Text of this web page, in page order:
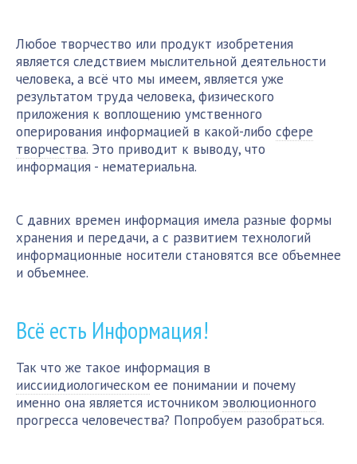
Любое творчество или продукт изобретения
является следствием мыслительной деятельности
человека, а всё что мы имеем, является уже
результатом труда человека, физического
приложения к воплощению умственного
оперирования информацией в какой-либо сфере
творчества. Это приводит к выводу, что
информация - нематериальна.
С давних времен информация имела разные формы
хранения и передачи, а с развитием технологий
информационные носители становятся все объемнее
и объемнее.
Всё есть Информация!
Так что же такое информация в
ииссиидиологическом ее понимании и почему
именно она является источником эволюционного
прогресса человечества? Попробуем разобраться.